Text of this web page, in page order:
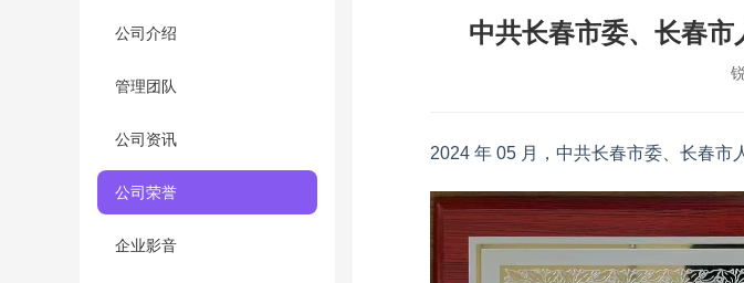
公司介绍
管理团队
公司资讯
公司荣誉
企业影音
中共长春市委、长春
2024 年 05 月，中共长春市委、长春市